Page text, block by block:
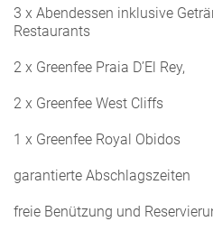
3 x Abendessen inklusive
Restaurants
2 x Greenfee Praia D’El Rey,
2 x Greenfee West Cliffs
1 x Greenfee Royal Obidos
garantierte Abschlagszeiten
freie Benützung und